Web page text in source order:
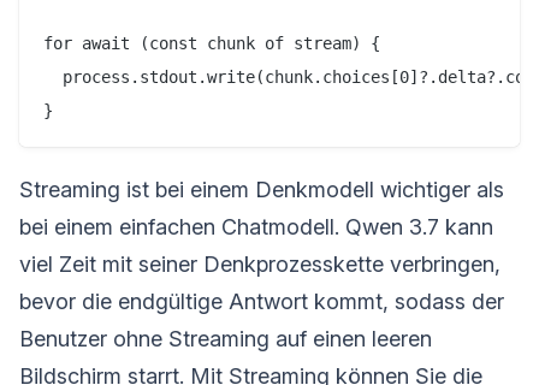
for await (const chunk of stream) {
Streaming ist bei einem Denkmodell wichtiger als
bei einem einfachen Chatmodell. Qwen 3.7 kann
viel Zeit mit seiner Denkprozesskette verbringen,
bevor die endgültige Antwort kommt, sodass der
Benutzer ohne Streaming auf einen leeren
Bildschirm starrt. Mit Streaming können Sie die